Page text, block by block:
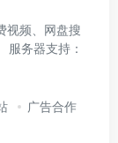
视频、网盘搜
服务器支持：
广告合作